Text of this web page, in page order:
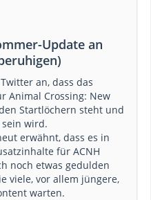
Update an
an, dass das
Animal Crossing: New
Startlöchern steht und
wird.
erwähnt, dass es in
für ACNH
noch etwas gedulden
viele, vor allem jüngere,
warten.